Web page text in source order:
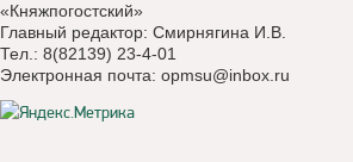
«Княжпогостский»
Главный редактор: Смирнягина И.В.
Тел.: 8(82139) 23-4-01
Электронная почта: opmsu@inbox.ru